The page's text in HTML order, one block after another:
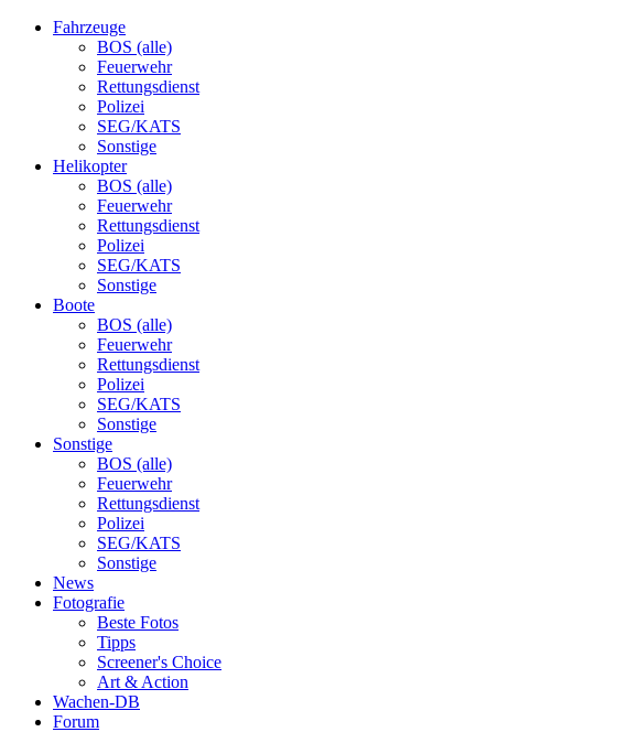
Fahrzeuge
BOS (alle)
Feuerwehr
Rettungsdienst
Polizei
SEG/KATS
Sonstige
Helikopter
BOS (alle)
Feuerwehr
Rettungsdienst
Polizei
SEG/KATS
Sonstige
Boote
BOS (alle)
Feuerwehr
Rettungsdienst
Polizei
SEG/KATS
Sonstige
Sonstige
BOS (alle)
Feuerwehr
Rettungsdienst
Polizei
SEG/KATS
Sonstige
News
Fotografie
Beste Fotos
Tipps
Screener's Choice
Art & Action
Wachen-DB
Forum